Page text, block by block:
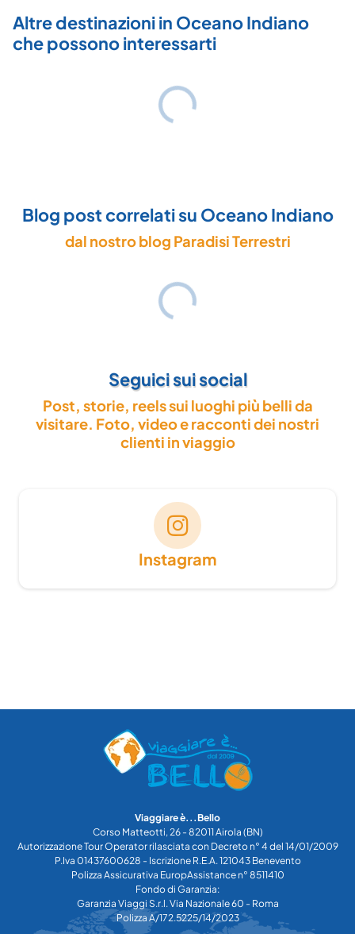
Altre destinazioni in Oceano Indiano
che possono interessarti
Blog post correlati su Oceano Indiano
dal nostro blog Paradisi Terrestri
Seguici sui social
Post, storie, reels sui luoghi più belli da
visitare. Foto, video e racconti dei nostri
clienti in viaggio
Instagram
Viaggiare è...Bello
Corso Matteotti, 26 - 82011 Airola (BN)
Autorizzazione Tour Operator rilasciata con Decreto n° 4 del 14/01/2009
P.Iva 01437600628 - Iscrizione R.E.A. 121043 Benevento
Polizza Assicurativa EuropAssistance n° 8511410
Fondo di Garanzia:
Garanzia Viaggi S.r.l. Via Nazionale 60 - Roma
Polizza A/172.5225/14/2023